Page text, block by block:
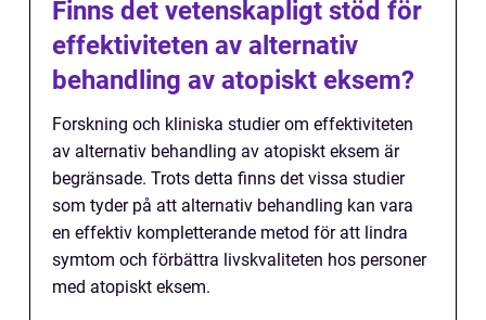
Finns det vetenskapligt stöd för
effektiviteten av alternativ
behandling av atopiskt eksem?
Forskning och kliniska studier om effektiviteten
av alternativ behandling av atopiskt eksem är
begränsade. Trots detta finns det vissa studier
som tyder på att alternativ behandling kan vara
en effektiv kompletterande metod för att lindra
symtom och förbättra livskvaliteten hos personer
med atopiskt eksem.